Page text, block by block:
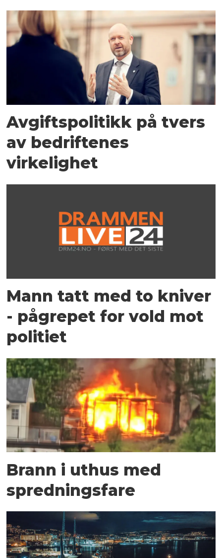
Avgiftspolitikk på tvers
av bedriftenes
virkelighet
Mann tatt med to kniver
- pågrepet for vold mot
politiet
Brann i uthus med
spredningsfare